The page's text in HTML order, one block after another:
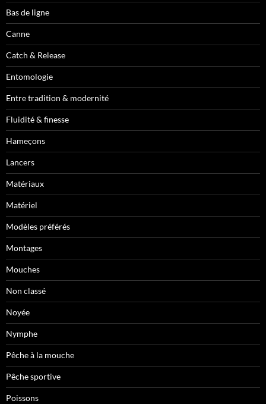
Bas de ligne
Canne
Catch & Release
Entomologie
Entre tradition & modernité
Fluidité & finesse
Hameçons
Lancers
Matériaux
Matériel
Modèles préférés
Montages
Mouches
Non classé
Noyée
Nymphe
Pêche à la mouche
Pêche sportive
Poissons